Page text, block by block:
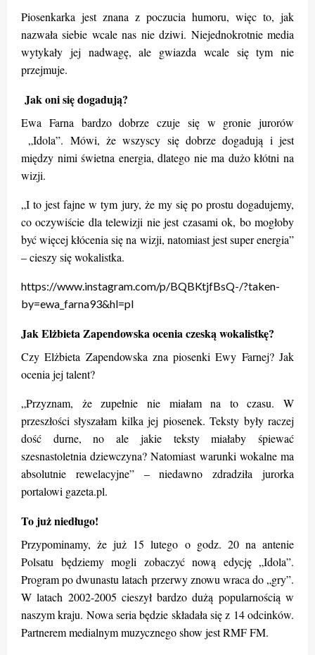
Piosenkarka jest znana z poczucia humoru, więc to, jak
nazwała siebie wcale nas nie dziwi. Niejednokrotnie media
wytykały jej nadwagę, ale gwiazda wcale się tym nie
przejmuje.
Jak oni się dogadują?
Ewa Farna bardzo dobrze czuje się w gronie jurorów
„Idola”. Mówi, że wszyscy się dobrze dogadują i jest
między nimi świetna energia, dlatego nie ma dużo kłótni na
wizji.
„I to jest fajne w tym jury, że my się po prostu dogadujemy,
co oczywiście dla telewizji nie jest czasami ok, bo mogłoby
być więcej kłócenia się na wizji, natomiast jest super energia”
– cieszy się wokalistka.
https://www.instagram.com/p/BQBKtjfBsQ-/?taken-
by=ewa_farna93&hl=pl
Jak Elżbieta Zapendowska ocenia czeską wokalistkę?
Czy Elżbieta Zapendowska zna piosenki Ewy Farnej? Jak
ocenia jej talent?
„Przyznam, że zupełnie nie miałam na to czasu. W
przeszłości słyszałam kilka jej piosenek. Teksty były raczej
dość durne, no ale jakie teksty miałaby śpiewać
szesnastoletnia dziewczyna? Natomiast warunki wokalne ma
absolutnie rewelacyjne” – niedawno zdradziła jurorka
portalowi gazeta.pl.
To już niedługo!
Przypominamy, że już 15 lutego o godz. 20 na antenie
Polsatu będziemy mogli zobaczyć nową edycję „Idola”.
Program po dwunastu latach przerwy znowu wraca do „gry”.
W latach 2002-2005 cieszył bardzo dużą popularnością w
naszym kraju. Nowa seria będzie składała się z 14 odcinków.
Partnerem medialnym muzycznego show jest RMF FM.